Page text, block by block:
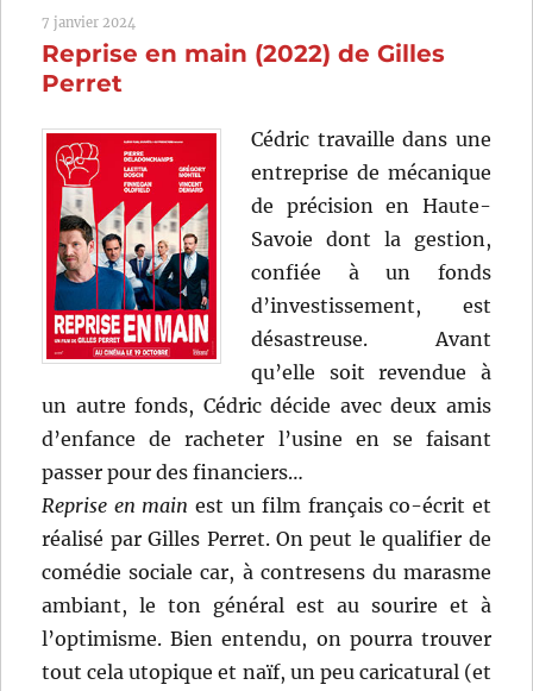
Prost
7 janvier 2024
Reprise en main (2022) de Gilles
Perret
Cédric travaille dans une
entreprise de mécanique
de précision en Haute-
Savoie dont la gestion,
confiée à un fonds
d’investissement, est
désastreuse. Avant
qu’elle soit revendue à
un autre fonds, Cédric décide avec deux amis
d’enfance de racheter l’usine en se faisant
passer pour des financiers…
Reprise en main est un film français co-écrit et
réalisé par Gilles Perret. On peut le qualifier de
comédie sociale car, à contresens du marasme
ambiant, le ton général est au sourire et à
l’optimisme. Bien entendu, on pourra trouver
tout cela utopique et naïf, un peu caricatural (et